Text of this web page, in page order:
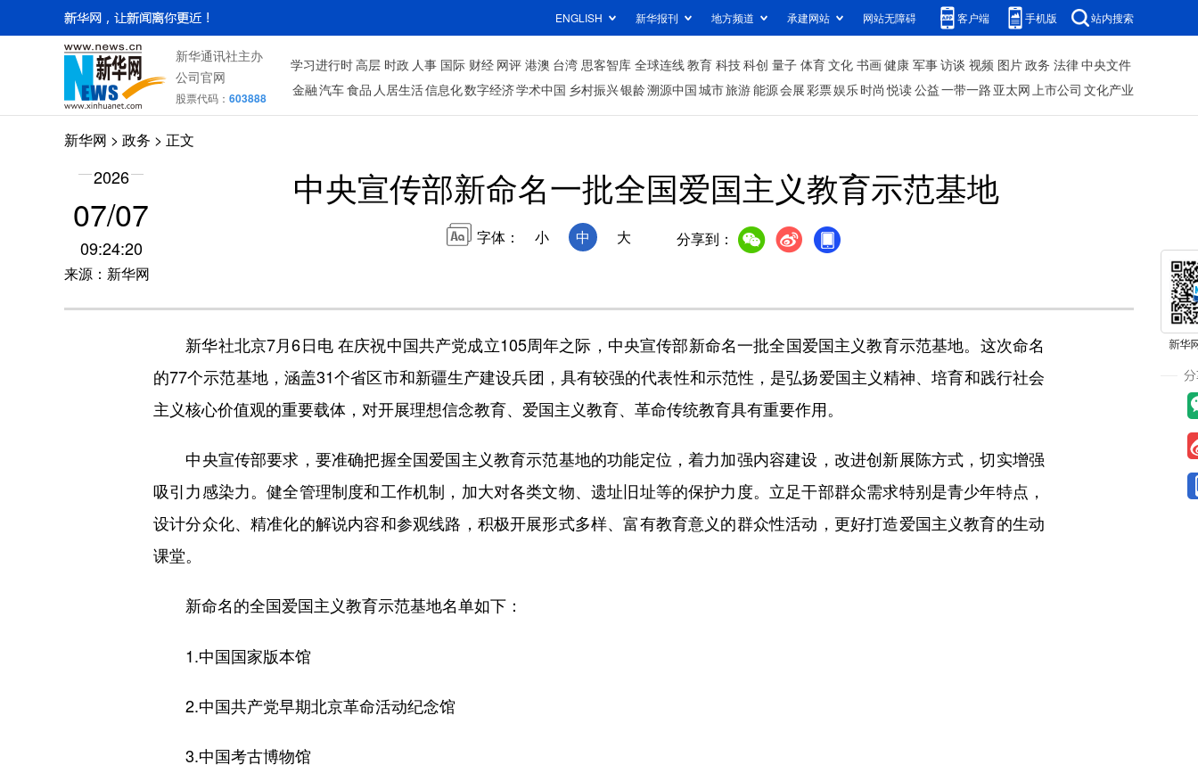
ENGLISH 新华报刊 地方频道 承建网站 网站无障碍 客户端 手机版 站内搜索
新华通讯社主办
公司官网
股票代码： 603888
学习进行时高层 时政 人事 国际 财经 网评 港澳 台湾 思客智库 全球连线教育 科技科创 量子 体育文化 书画健康 军事访谈 视频 图片政务 法律中央文件
金融汽车食品 人居生活信息化数字经济学术中国 乡村振兴银龄溯源中国城市旅游能源会展彩票娱乐时尚 悦读公益一带一路 亚太网上市公司 文化产业
新华网 > 政务 > 正文
2026
07/07
09:24:20
来源：新华网
中央宣传部新命名一批全国爱国主义教育示范基地
字体： 小 中 大 分享到：
新华社北京7月6日电 在庆祝中国共产党成立105周年之际，中央宣传部新命名一批全国爱国主义教育示范基地。这次命名
的77个示范基地，涵盖31个省区市和新疆生产建设兵团，具有较强的代表性和示范性，是弘扬爱国主义精神、培育和践行社会
主义核心价值观的重要载体，对开展理想信念教育、爱国主义教育、革命传统教育具有重要作用。
中央宣传部要求，要准确把握全国爱国主义教育示范基地的功能定位，着力加强内容建设，改进创新展陈方式，切实增强
吸引力感染力。健全管理制度和工作机制，加大对各类文物、遗址旧址等的保护力度。立足干部群众需求特别是青少年特点，
设计分众化、精准化的解说内容和参观线路，积极开展形式多样、富有教育意义的群众性活动，更好打造爱国主义教育的生动
课堂。
新命名的全国爱国主义教育示范基地名单如下：
1.中国国家版本馆
2.中国共产党早期北京革命活动纪念馆
3.中国考古博物馆